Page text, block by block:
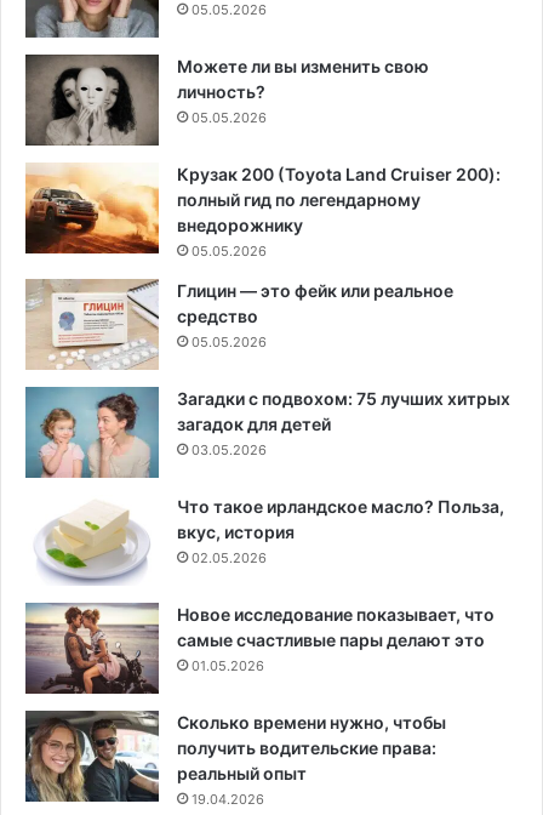
05.05.2026
Можете ли вы изменить свою
личность?
05.05.2026
Крузак 200 (Toyota Land Cruiser 200):
полный гид по легендарному
внедорожнику
05.05.2026
Глицин — это фейк или реальное
средство
05.05.2026
Загадки с подвохом: 75 лучших хитрых
загадок для детей
03.05.2026
Что такое ирландское масло? Польза,
вкус, история
02.05.2026
Новое исследование показывает, что
самые счастливые пары делают это
01.05.2026
Сколько времени нужно, чтобы
получить водительские права:
реальный опыт
19.04.2026